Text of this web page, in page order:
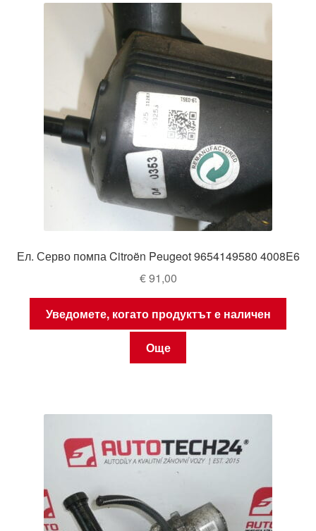
Ел. Серво помпа Citroën Peugeot 9654149580 4008E6
€91,00
Уведомете, когато продуктът е наличен
Още